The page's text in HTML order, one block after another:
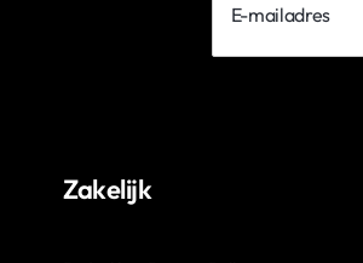
mailadres
Zakelijk